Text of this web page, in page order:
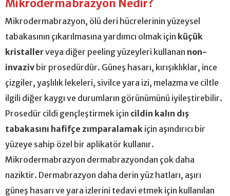
Mikrodermabrazyon Nedir?
Mikrodermabrazyon, ölü deri hücrelerinin yüzeysel
tabakasının çıkarılmasına yardımcı olmak için küçük
kristallerveya diğer peeling yüzeyleri kullanan non-
invaziv bir prosedürdür. Güneş hasarı, kırışıklıklar, ince
çizgiler, yaşlılık lekeleri, sivilce yara izi, melazma ve ciltle
ilgili diğer kaygı ve durumların görünümünü iyileştirebilir.
Prosedür cildi gençleştirmek için cildin kalın dış
tabakasını hafifçe zımparalamak için aşındırıcı bir
yüzeye sahip özel bir aplikatör kullanır.
Mikrodermabrazyon dermabrazyondan çok daha
naziktir. Dermabrazyon daha derin yüz hatları, aşırı
güneş hasarı ve yara izlerini tedavi etmek için kullanılan